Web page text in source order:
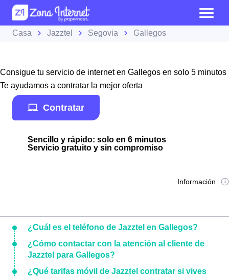
Casa Jazztel Segovia Gallegos
Consigue tu servicio de internet en Gallegos en solo 5 minutos
Te ayudamos a contratar la mejor oferta
Contratar
Sencillo y rápido: solo en 6 minutos
Servicio gratuito y sin compromiso
Información
¿Cuál es el teléfono de Jazztel en Gallegos?
¿Cómo contactar con la atención al cliente de
Jazztel para Gallegos?
¿Qué tarifas móvil de Jazztel contratar si vives